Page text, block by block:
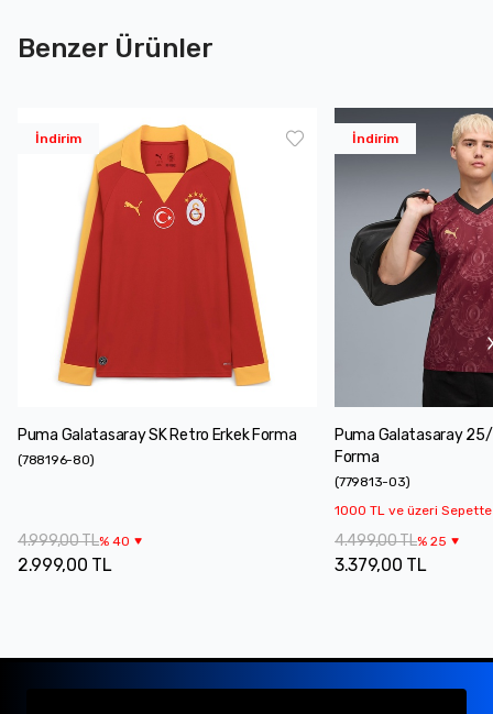
Benzer Ürünler
İndirim
Puma Galatasaray SK Retro Erkek Forma
(788196-80)
4.999,00 TL% 40
2.999,00 TL
İndirim
Puma Galatasaray
Forma
(779813-03)
1000 TL ve üzeri
4.499,00 TL% 25
3.379,00 TL